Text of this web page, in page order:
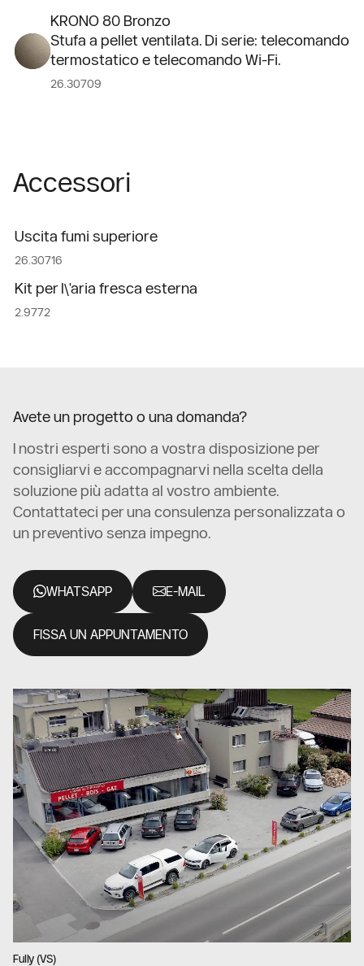
KRONO 80 Bronzo
Stufa a pellet ventilata. Di serie: telecomando
termostatico e telecomando Wi-Fi.
26.30709
Accessori
Uscita fumi superiore
26.30716
Kit per l\'aria fresca esterna
2.9772
Avete un progetto o una domanda?
I nostri esperti sono a vostra disposizione per
consigliarvi e accompagnarvi nella scelta della
soluzione più adatta al vostro ambiente.
Contattateci per una consulenza personalizzata o
un preventivo senza impegno.
WHATSAPP E-MAIL
FISSA UN APPUNTAMENTO
Fully (VS)